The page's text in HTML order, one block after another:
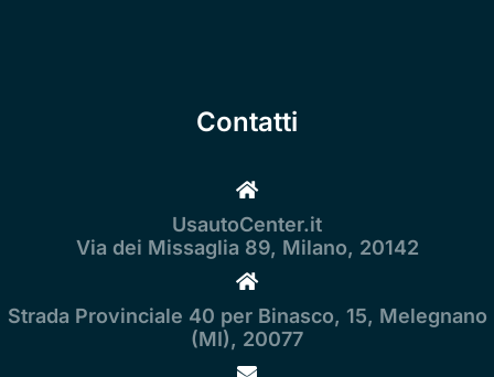
Contatti
UsautoCenter.it
Via dei Missaglia 89, Milano, 20142
Strada Provinciale 40 per Binasco, 15, Melegnano
(MI), 20077